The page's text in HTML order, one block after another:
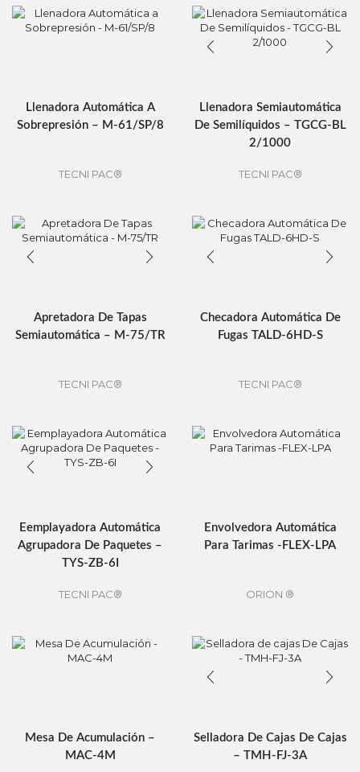
Llenadora Automática A
Sobrepresión – M-61/SP/8
TECNI PAC®
Llenadora Semiautomática
De Semilíquidos – TGCG-BL
2/1000
TECNI PAC®
Apretadora De Tapas
Semiautomática – M-75/TR
TECNI PAC®
Checadora Automática De
Fugas TALD-6HD-S
TECNI PAC®
Eemplayadora Automática
Agrupadora De Paquetes –
TYS-ZB-6I
TECNI PAC®
Envolvedora Automática
Para Tarimas -FLEX-LPA
ORION ®
Mesa De Acumulación –
MAC-4M
Selladora De Cajas De Cajas
– TMH-FJ-3A